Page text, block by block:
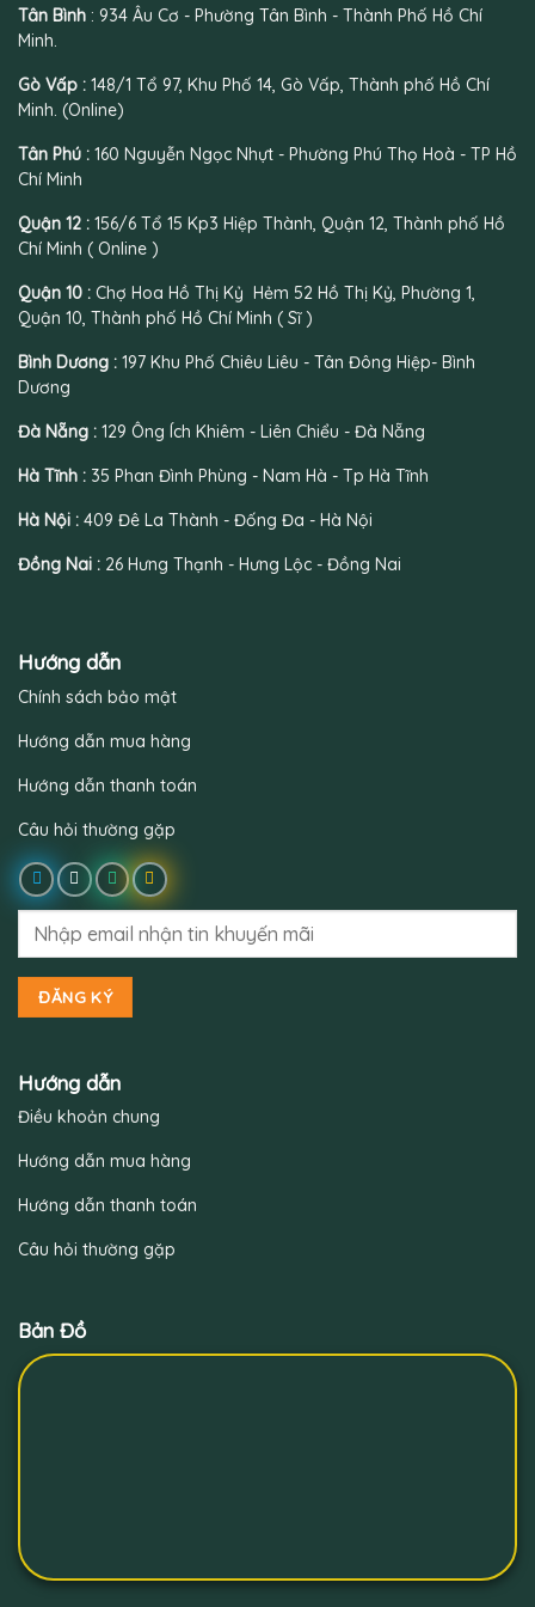
Tân Bình : 934 Âu Cơ - Phường Tân Bình - Thành Phố Hồ Chí
Minh.
Gò Vấp : 148/1 Tổ 97, Khu Phố 14, Gò Vấp, Thành phố Hồ Chí
Minh. (Online)
Tân Phú : 160 Nguyễn Ngọc Nhựt - Phường Phú Thọ Hoà - TP Hồ
Chí Minh
Quận 12 : 156/6 Tổ 15 Kp3 Hiệp Thành, Quận 12, Thành phố Hồ
Chí Minh ( Online )
Quận 10 : Chợ Hoa Hồ Thị Kỷ Hẻm 52 Hồ Thị Kỷ, Phường 1,
Quận 10, Thành phố Hồ Chí Minh ( Sĩ )
Bình Dương : 197 Khu Phố Chiêu Liêu - Tân Đông Hiệp- Bình
Dương
Đà Nẵng : 129 Ông Ích Khiêm - Liên Chiểu - Đà Nẵng
Hà Tĩnh : 35 Phan Đình Phùng - Nam Hà - Tp Hà Tĩnh
Hà Nội : 409 Đê La Thành - Đống Đa - Hà Nội
Đồng Nai : 26 Hưng Thạnh - Hưng Lộc - Đồng Nai
Hướng dẫn
Chính sách bảo mật
Hướng dẫn mua hàng
Hướng dẫn thanh toán
Câu hỏi thường gặp
Hướng dẫn
Điều khoản chung
Hướng dẫn mua hàng
Hướng dẫn thanh toán
Câu hỏi thường gặp
Bản Đồ